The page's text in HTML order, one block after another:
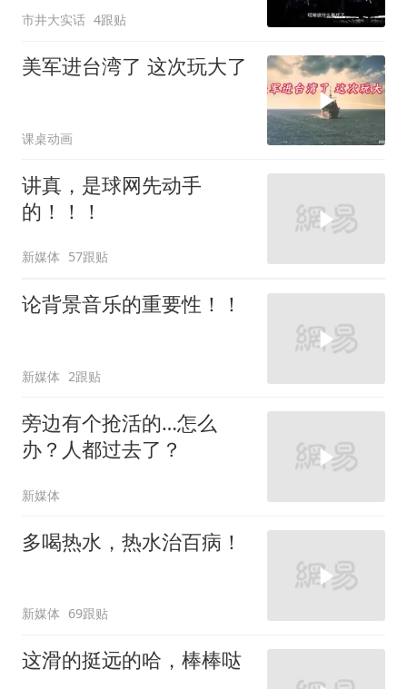
祖庙
市井大实话 4跟贴
美军进台湾了 这次玩大了
课桌动画
讲真，是球网先动手
的！！！
新媒体 57跟贴
论背景音乐的重要性！！
新媒体 2跟贴
旁边有个抢活的…怎么
办？人都过去了？
新媒体
多喝热水，热水治百病！
新媒体 69跟贴
这滑的挺远的哈，棒棒哒